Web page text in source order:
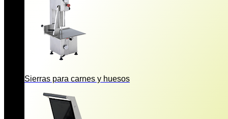
Sierras para carnes y huesos